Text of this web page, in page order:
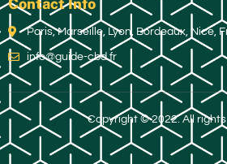
Paris, Marseille, Lyon, Bordeaux, Nice,
info@guide-cbd.fr
Copyright © 2022. All rights